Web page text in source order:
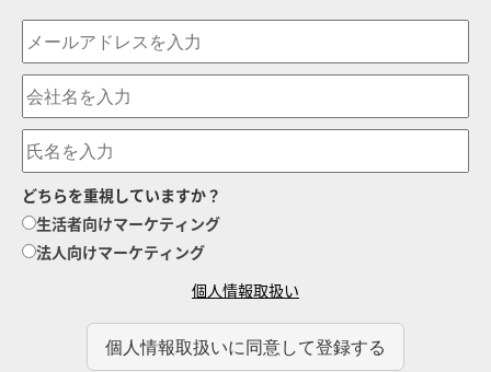
どちらを重視していますか？
生活者向けマーケティング
法人向けマーケティング
個人情報取扱い